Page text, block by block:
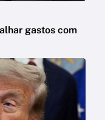
gastos com